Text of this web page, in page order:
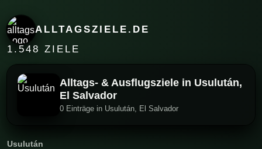
ALLTAGSZIELE.DE
1.548 ZIELE
Alltags- & Ausflugsziele in Usulután,
El Salvador
0 Einträge in Usulután, El Salvador
Usulután